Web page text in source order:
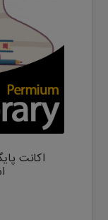
اکانت